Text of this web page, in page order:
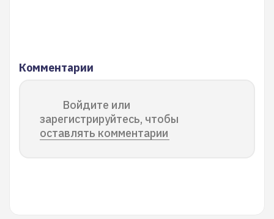
Комментарии
Войдите или
зарегистрируйтесь, чтобы
оставлять комментарии